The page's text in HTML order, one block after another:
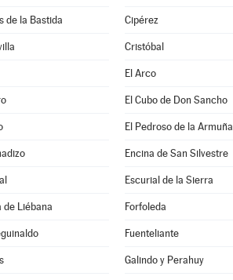
de la Bastida Cipérez
Cristóbal
El Arco
El Cubo de Don Sancho
El Pedroso de la Armuña
Encina de San Silvestre
Escurial de la Sierra
de Liébana Forfoleda
Fuenteliante
Galindo y Perahuy